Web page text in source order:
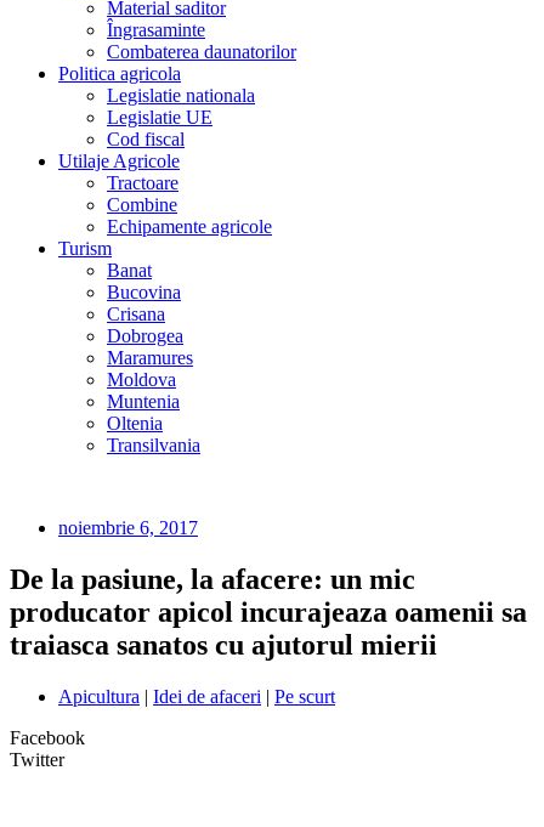
Material saditor
Îngrasaminte
Combaterea daunatorilor
Politica agricola
Legislatie nationala
Legislatie UE
Cod fiscal
Utilaje Agricole
Tractoare
Combine
Echipamente agricole
Turism
Banat
Bucovina
Crisana
Dobrogea
Maramures
Moldova
Muntenia
Oltenia
Transilvania
noiembrie 6, 2017
De la pasiune, la afacere: un mic
producator apicol incurajeaza oamenii sa
traiasca sanatos cu ajutorul mierii
Apicultura | Idei de afaceri | Pe scurt
Facebook
Twitter